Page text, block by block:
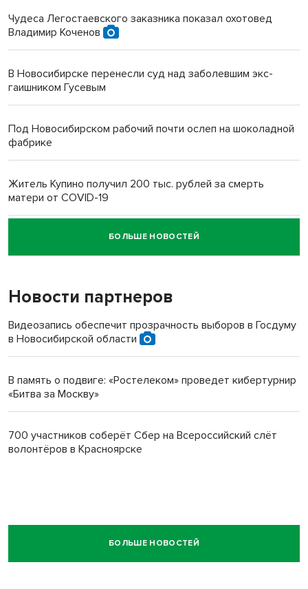
Чудеса Легостаевского заказника показал охотовед
Владимир Коченов
В Новосибирске перенесли суд над заболевшим экс-
гаишником Гусевым
Под Новосибирском рабочий почти ослеп на шоколадной
фабрике
Житель Купино получил 200 тыс. рублей за смерть
матери от COVID-19
Новосибирский суд наказал водителя за смерть
пенсионерки на вокзале
БОЛЬШЕ НОВОСТЕЙ
Новости партнеров
Видеозапись обеспечит прозрачность выборов в Госдуму
в Новосибирской области
В память о подвиге: «Ростелеком» проведет кибертурнир
«Битва за Москву»
700 участников соберёт Сбер на Всероссийский слёт
волонтёров в Красноярске
БОЛЬШЕ НОВОСТЕЙ